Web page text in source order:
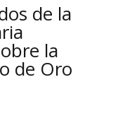
de la
la
de Oro